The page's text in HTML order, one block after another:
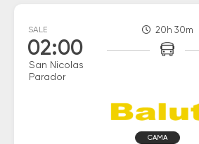
SALE
02:00
San Nicolas
Parador
20h 30m
CAMA